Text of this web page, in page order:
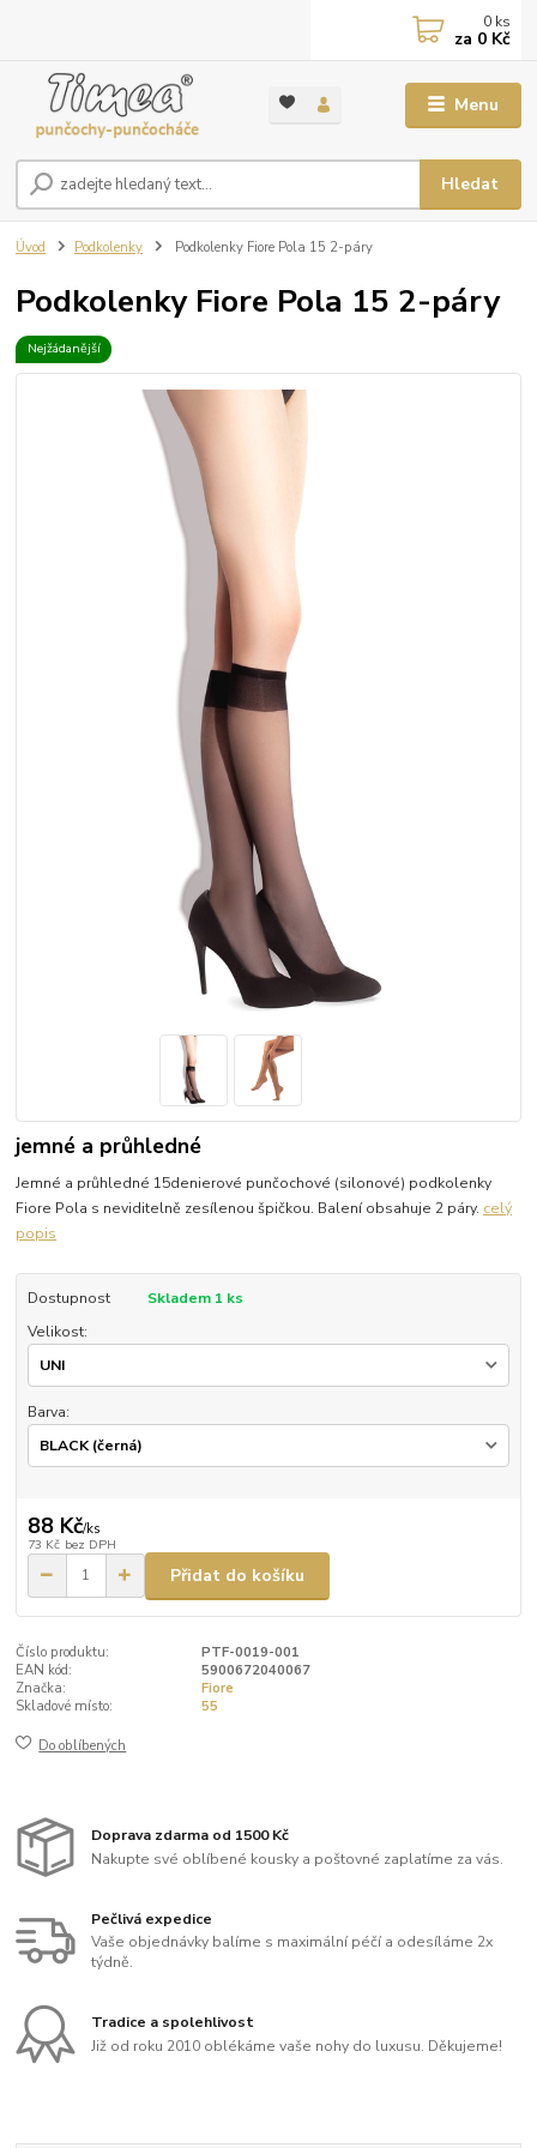
Menu
Hledat
0 ks
za 0 Kč
Úvod Podkolenky Podkolenky Fiore Pola 15 2-páry
Podkolenky Fiore Pola 15 2-páry
Nejžádanější
jemné a průhledné
Jemné a průhledné 15denierové punčochové (silonové) podkolenky
Fiore Pola s neviditelně zesílenou špičkou. Balení obsahuje 2 páry. celý
popis
Dostupnost
Skladem 1 ks
Velikost:
Barva:
88 Kč/ks
73 Kč bez DPH
Přidat do košíku
Číslo produktu:
PTF-0019-001
EAN kód:
5900672040067
Značka:
Fiore
Skladové místo:
55
Do oblíbených
Doprava zdarma od 1500 Kč
Nakupte své oblíbené kousky a poštovné zaplatíme za vás.
Pečlivá expedice
Vaše objednávky balíme s maximální péčí a odesíláme 2x
týdně.
Tradice a spolehlivost
Již od roku 2010 oblékáme vaše nohy do luxusu. Děkujeme!